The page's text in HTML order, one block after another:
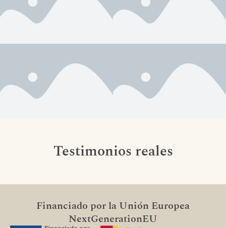
Testimonios reales
Financiado por la Unión Europea
NextGenerationEU